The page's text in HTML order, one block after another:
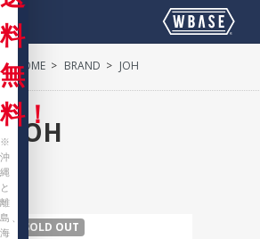
料
無
料！
※
沖
縄
と
離
島、
海
HOME > BRAND > JOH
JOH
SOLD OUT